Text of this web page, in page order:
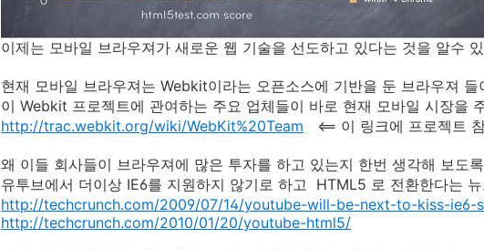
이제는 모바일 브라우져가 새로운 웹 기술을 선도하고 있다는 것을 알수
현재 모바일 브라우져는 Webkit이라는 오픈소스에 기반을 둔 브라우져 들
이 Webkit 프로젝트에 관여하는 주요 업체들이 바로 현재 모바일 시장을
http://trac.webkit.org/wiki/WebKit%20Team <== 이 링크에 프로젝트
왜 이들 회사들이 브라우져에 많은 투자를 하고 있는지 한번 생각해 보도
유투브에서 더이상 IE6를 지원하지 않기로 하고 HTML5 로 전환한다는
http://techcrunch.com/2009/07/14/youtube-will-be-next-to-kiss-
http://techcrunch.com/2010/01/20/youtube-html5/